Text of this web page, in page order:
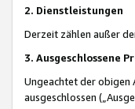
2. Dienstleistungen
Derzeit zählen außer
3. Ausgeschlossene
Ungeachtet der obigen
ausgeschlossen